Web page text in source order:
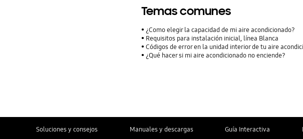
Temas comunes
¿Como elegir la capacidad de mi aire acondicionado?
Requisitos para instalación inicial, línea Blanca
Códigos de error en la unidad interior de tu aire
¿Qué hacer si mi aire acondicionado no enciende?
Soluciones y consejos Manuales y descargas Guía Interactiva